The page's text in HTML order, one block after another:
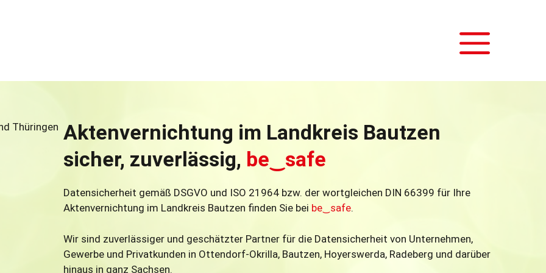
Aktenvernichtung im Landkreis Bautzen
sicher, zuverlässig, be‿safe
Datensicherheit gemäß DSGVO und ISO 21964 bzw. der wortgleichen DIN 66399 für Ihre
Aktenvernichtung im Landkreis Bautzen finden Sie bei be safe.
Wir sind zuverlässiger und geschätzter Partner für die Datensicherheit von Unternehmen,
Gewerbe und Privatkunden in Ottendorf-Okrilla, Bautzen, Hoyerswerda, Radeberg und darüber
hinaus in ganz Sachsen.